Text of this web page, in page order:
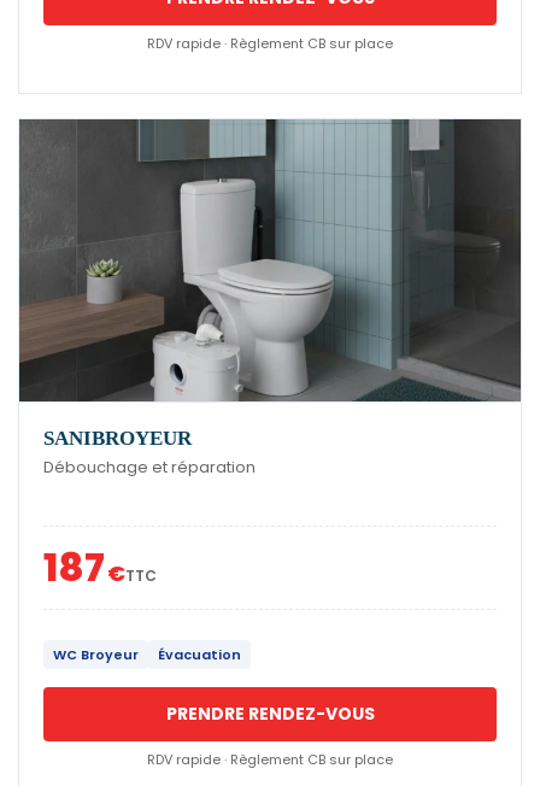
RDV rapide · Règlement CB sur place
SANIBROYEUR
Débouchage et réparation
187€TTC
WC Broyeur Évacuation
PRENDRE RENDEZ-VOUS
RDV rapide · Règlement CB sur place